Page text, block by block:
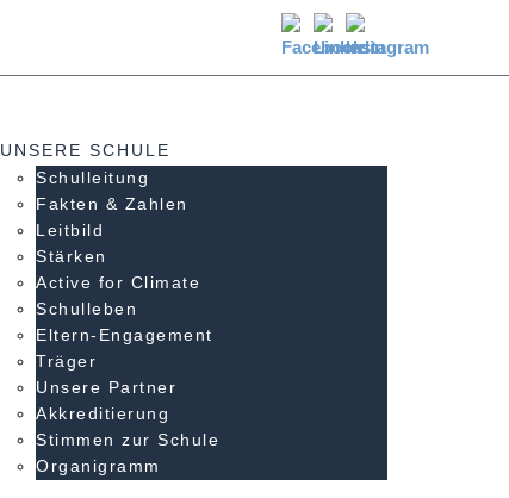
UNSERE SCHULE
Schulleitung
Fakten & Zahlen
Leitbild
Stärken
Active for Climate
Schulleben
Eltern-Engagement
Träger
Unsere Partner
Akkre­di­tier­ung
Stimmen zur Schule
Organigramm